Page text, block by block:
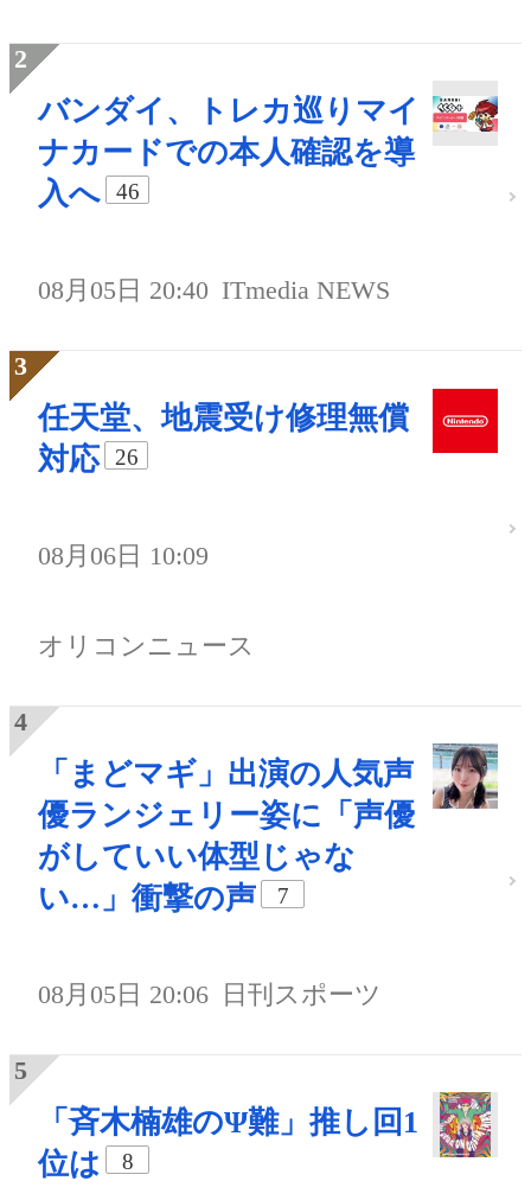
バンダイ、トレカ巡りマイ
ナカードでの本人確認を導
入へ
46
08月05日 20:40 ITmedia NEWS
任天堂、地震受け修理無償
対応
26
08月06日 10:09
オリコンニュース
「まどマギ」出演の人気声
優ランジェリー姿に「声優
がしていい体型じゃな
い…」衝撃の声
7
08月05日 20:06 日刊スポーツ
「斉木楠雄のΨ難」推し回1
位は
8